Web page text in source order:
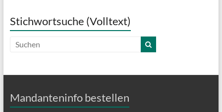
Stichwortsuche (Volltext)
Mandanteninfo bestellen